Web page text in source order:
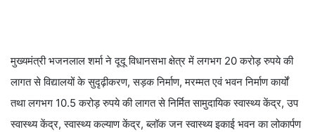
मुख्यमंत्री भजनलाल शर्मा ने दूदू विधानसभा क्षेत्र में लगभग 20 करोड़ रुपये की
लागत से विद्यालयों के सुदृढ़ीकरण, सड़क निर्माण, मरम्मत एवं भवन निर्माण कार्यों
तथा लगभग 10.5 करोड़ रुपये की लागत से निर्मित सामुदायिक स्वास्थ्य केंद्र, उप
स्वास्थ्य केंद्र, स्वास्थ्य कल्याण केंद्र, ब्लॉक जन स्वास्थ्य इकाई भवन का लोकार्पण